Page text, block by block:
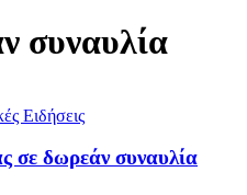
συναυλία
Ειδήσεις
σε δωρεάν συναυλία